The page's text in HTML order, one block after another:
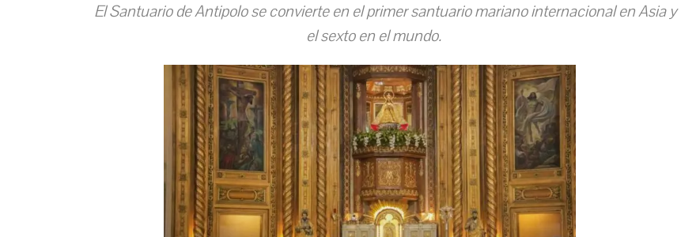
El Santuario de Antipolo se convierte en el primer santuario mariano internacional en Asia y
el sexto en el mundo.